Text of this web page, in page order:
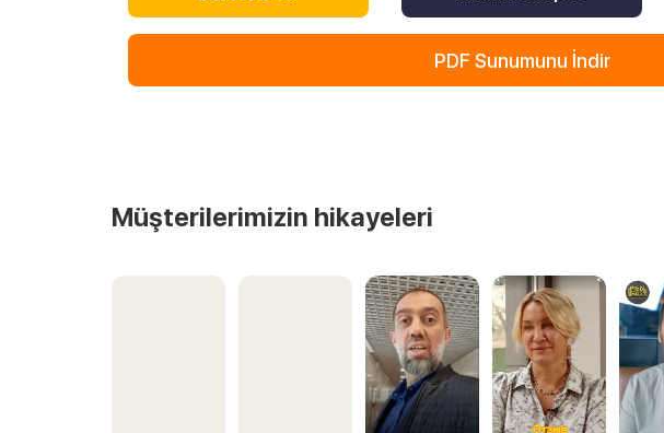
PDF Sunumunu İndir
Müşterilerimizin hikayeleri